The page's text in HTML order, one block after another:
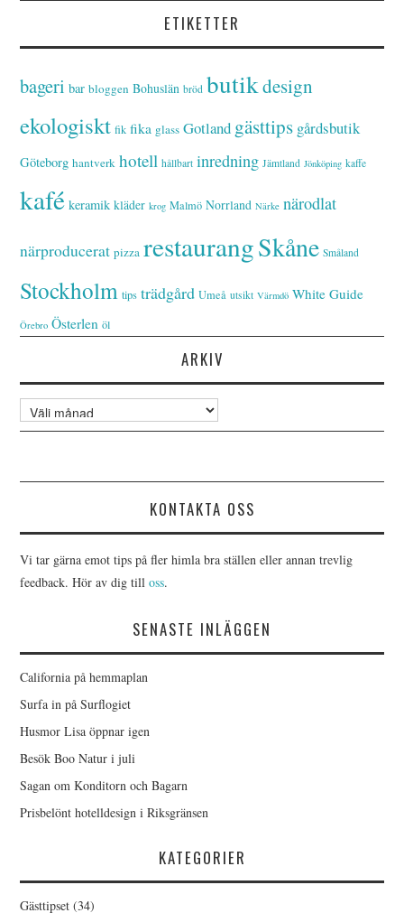
ETIKETTER
bageri bar bloggen Bohuslän bröd butikdesign
ekologiskt fik fika glass Gotland gästtips gårdsbutik
Göteborg hantverk hotell hållbart inredning Jämtland Jönköping kaffe
kafé keramik kläder krog Malmö Norrland Närke närodlat
närproducerat pizza restaurangSkåne Småland
Stockholm tips trädgård Umeå utsikt Värmdö White Guide
Örebro Österlen öl
ARKIV
Arkiv
KONTAKTA OSS
Vi tar gärna emot tips på fler himla bra ställen eller annan trevlig
feedback. Hör av dig tilloss.
SENASTE INLÄGGEN
California på hemmaplan
Surfa in på Surflogiet
Husmor Lisa öppnar igen
Besök Boo Natur i juli
Sagan om Konditorn och Bagarn
Prisbelönt hotelldesign i Riksgränsen
KATEGORIER
Gästtipset (34)